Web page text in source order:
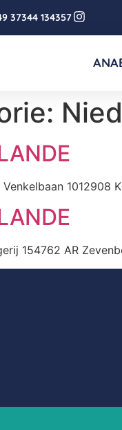
37344 134357
1012908
154762 AR